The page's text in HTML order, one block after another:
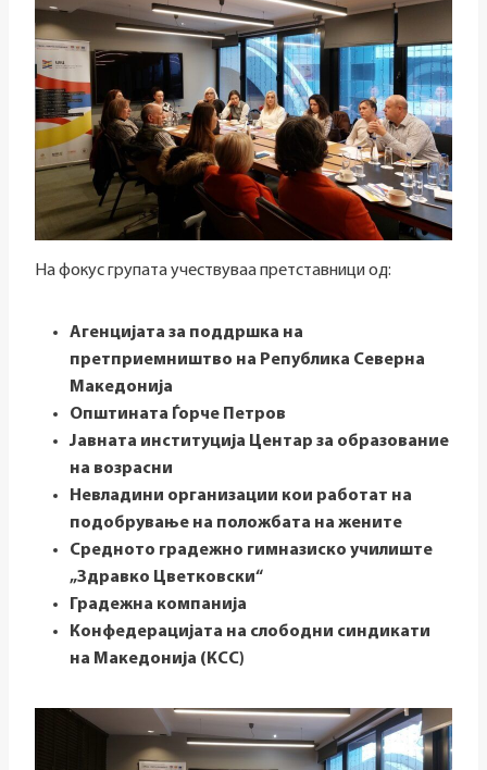
На фокус групата учествуваа претставници од:
Агенцијата за поддршка на
претприемништво на Република Северна
Македонија
Општината Ѓорче Петров
Јавната институција Центар за образование
на возрасни
Невладини организации кои работат на
подобрување на положбата на жените
Средното градежно гимназиско училиште
„Здравко Цветковски“
Градежна компанија
Конфедерацијата на слободни синдикати
на Македонија (КСС)